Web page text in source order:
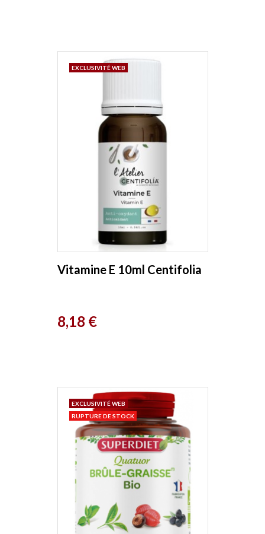
Vitamine E 10ml Centifolia
Prix
8,18 €
EXCLUSIVITÉ WEB
EXCLUSIVITÉ WEB
RUPTURE DE STOCK